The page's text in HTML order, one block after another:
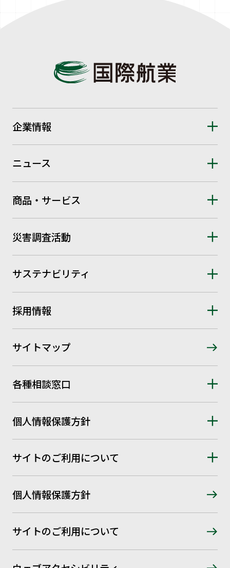
企業情報
ニュース
商品・サービス
災害調査活動
サステナビリティ
採用情報
サイトマップ
各種相談窓口
個人情報保護方針
サイトのご利用について
個人情報保護方針
サイトのご利用について